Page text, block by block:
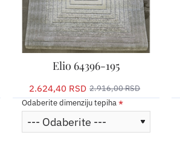
Elio 64396-195
2.624,40 RSD 2.916,00 RSD
Odaberite dimenziju tepiha